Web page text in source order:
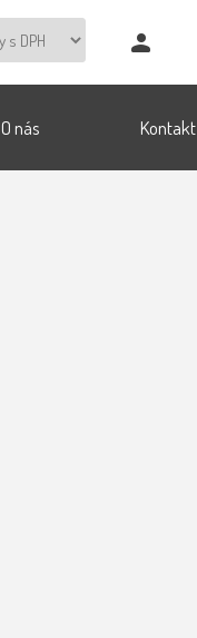
O nás Kontakt